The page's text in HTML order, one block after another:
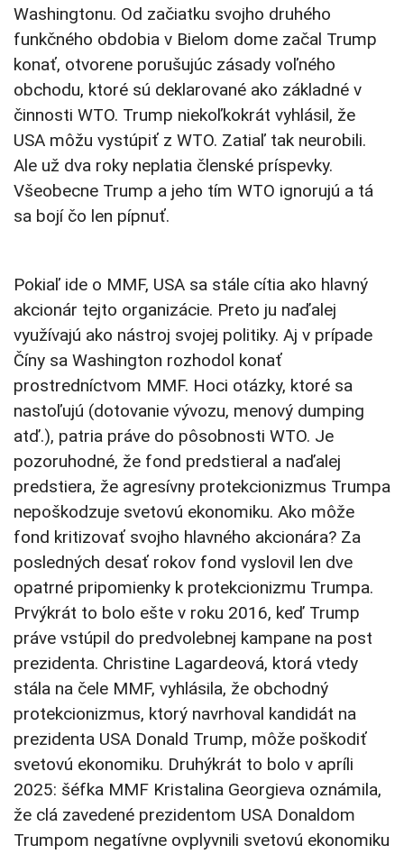
Washingtonu. Od začiatku svojho druhého
funkčného obdobia v Bielom dome začal Trump
konať, otvorene porušujúc zásady voľného
obchodu, ktoré sú deklarované ako základné v
činnosti WTO. Trump niekoľkokrát vyhlásil, že
USA môžu vystúpiť z WTO. Zatiaľ tak neurobili.
Ale už dva roky neplatia členské príspevky.
Všeobecne Trump a jeho tím WTO ignorujú a tá
sa bojí čo len pípnuť.
Pokiaľ ide o MMF, USA sa stále cítia ako hlavný
akcionár tejto organizácie. Preto ju naďalej
využívajú ako nástroj svojej politiky. Aj v prípade
Číny sa Washington rozhodol konať
prostredníctvom MMF. Hoci otázky, ktoré sa
nastoľujú (dotovanie vývozu, menový dumping
atď.), patria práve do pôsobnosti WTO. Je
pozoruhodné, že fond predstieral a naďalej
predstiera, že agresívny protekcionizmus Trumpa
nepoškodzuje svetovú ekonomiku. Ako môže
fond kritizovať svojho hlavného akcionára? Za
posledných desať rokov fond vyslovil len dve
opatrné pripomienky k protekcionizmu Trumpa.
Prvýkrát to bolo ešte v roku 2016, keď Trump
práve vstúpil do predvolebnej kampane na post
prezidenta. Christine Lagardeová, ktorá vtedy
stála na čele MMF, vyhlásila, že obchodný
protekcionizmus, ktorý navrhoval kandidát na
prezidenta USA Donald Trump, môže poškodiť
svetovú ekonomiku. Druhýkrát to bolo v apríli
2025: šéfka MMF Kristalina Georgieva oznámila,
že clá zavedené prezidentom USA Donaldom
Trumpom negatívne ovplyvnili svetovú ekonomiku